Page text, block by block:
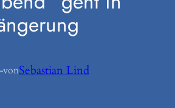
vonSebastian Lind